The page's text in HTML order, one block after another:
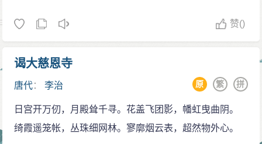
书，太子左庶子、高阳县男许敬宗兼礼部尚书。二十八
六月一日，李治即皇帝位，时年二十二岁。八日，
改民部尚书为户部尚书。叠州都督英国公史李勣为特
进、检校洛州刺史，仍在洛阳宫留守。十日，诏令司
徒、扬州都督、赵国公长孙无忌为太尉兼检校中书令，
赞()
谒大慈恩寺
唐代：李治 拼
繁
原
日宫开万仞，月殿耸千寻。花盖飞团影，幡虹曳曲阴。
绮霞遥笼帐，丛珠细网林。寥廓烟云表，超然物外心。